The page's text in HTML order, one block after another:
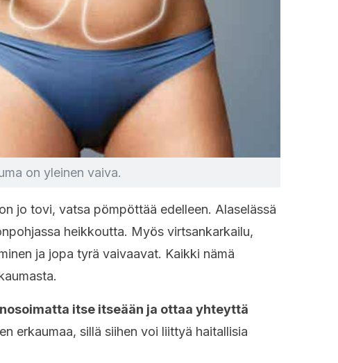
on yleinen vaiva.
jo tovi, vatsa pömpöttää edelleen. Alaselässä
heikkoutta. Myös virtsankarkailu,
ja jopa tyrä vaivaavat. Kaikki nämä
itse itseään ja ottaa yhteyttä
erkaumaa, sillä siihen voi liittyä haitallisia